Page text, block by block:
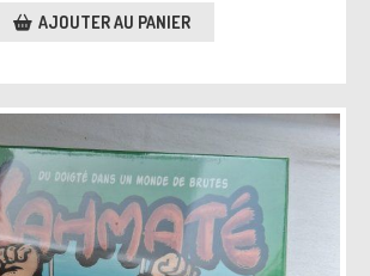
AJOUTER AU PANIER